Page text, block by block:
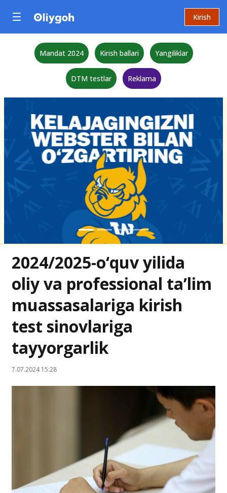
Kirish
Mandat 2024 Kirish ballari Yangiliklar
DTM testlar Reklama
2024/2025-o‘quv yilida
oliy va professional ta’lim
muassasalariga kirish
test sinovlariga
tayyorgarlik
7.07.2024 15:28